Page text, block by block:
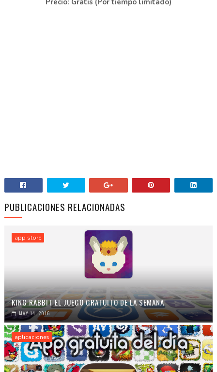
PUBLICACIONES RELACIONADAS
app store
KING RABBIT EL JUEGO GRATUITO DE LA SEMANA
MAY 14, 2016
aplicaciones